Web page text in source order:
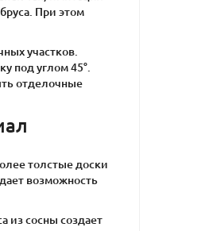
При этом
участков.
под углом 45°.
отделочные
толстые доски
возможность
из сосны создает